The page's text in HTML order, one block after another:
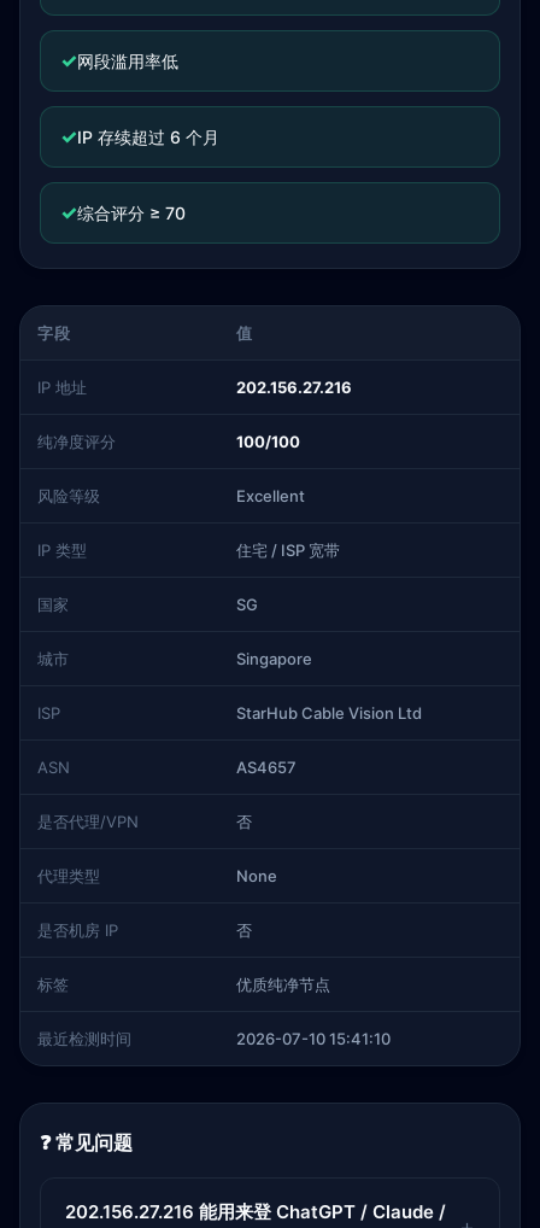
✓网段滥用率低
✓IP 存续超过 6 个月
✓综合评分 ≥ 70
字段 值
IP 地址 202.156.27.216
纯净度评分 100/100
风险等级 Excellent
IP 类型 住宅 / ISP 宽带
国家 SG
城市 Singapore
ISP StarHub Cable Vision Ltd
ASN AS4657
是否代理/VPN 否
代理类型 None
是否机房 IP 否
标签 优质纯净节点
最近检测时间 2026-07-10 15:41:10
❓ 常见问题
202.156.27.216 能用来登 ChatGPT / Claude /